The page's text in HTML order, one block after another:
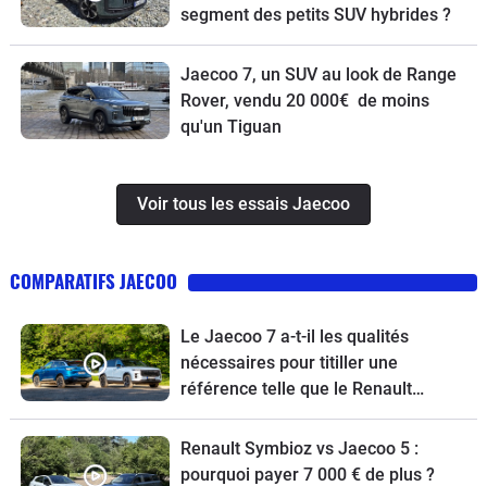
segment des petits SUV hybrides ?
Jaecoo 7, un SUV au look de Range
Rover, vendu 20 000€ de moins
qu'un Tiguan
Voir tous les essais Jaecoo
COMPARATIFS JAECOO
Le Jaecoo 7 a-t-il les qualités
nécessaires pour titiller une
référence telle que le Renault
Austral ?
Renault Symbioz vs Jaecoo 5 :
pourquoi payer 7 000 € de plus ?